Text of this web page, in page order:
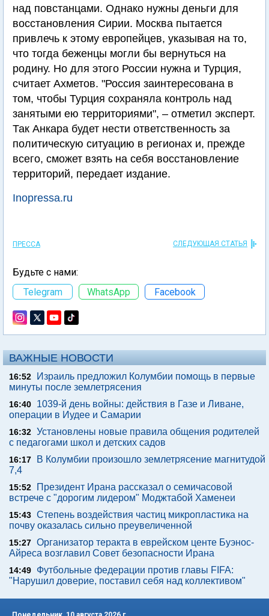
над повстанцами. Однако нужны деньги для
восстановления Сирии. Москва пытается
привлечь к этому европейцев, указывая на то,
что тогда беженцы могли бы вернуться на
родину. Но для этого России нужна и Турция,
считает Ахметов. "Россия заинтересована в
том, чтобы Турция сохраняла контроль над
занятыми ею территориями", – отметил эксперт.
Так Анкара будет нести ответственность за
политическую ситуацию в регионах и, прежде
всего, сможет взять на себя восстановление
территорий, передает издание.
Inopressa.ru
ПРЕССА СЛЕДУЮЩАЯ СТАТЬЯ
Будьте с нами:
Telegram
WhatsApp Facebook
ВАЖНЫЕ НОВОСТИ
16:52
Израиль предложил Колумбии помощь в первые
минуты после землетрясения
16:40
1039-й день войны: действия в Газе и Ливане,
операции в Иудее и Самарии
16:32 Установлены новые правила общения родителей
с педагогами школ и детских садов
16:17
В Колумбии произошло землетрясение магнитудой
7,4
15:52
Президент Ирана рассказал о семичасовой
встрече с "дорогим лидером" Моджтабой Хаменеи
15:43 Степень воздействия частиц микропластика на
почву оказалась сильно преувеличенной
15:27 Организатор теракта в еврейском центе Буэнос-
Айреса возглавил Совет безопасности Ирана
14:49
Футбольные федерации против главы FIFA:
"Нарушил доверие, поставил себя над коллективом"